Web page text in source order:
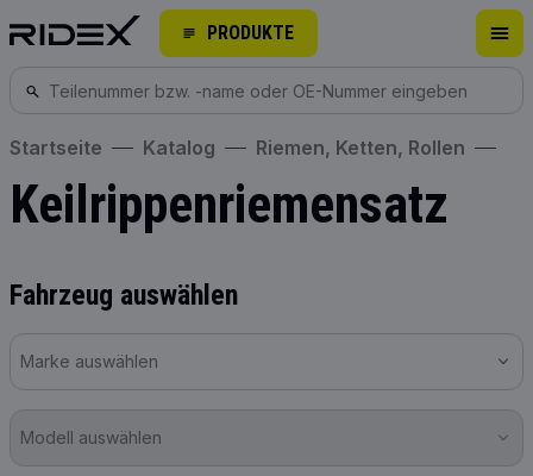
PRODUKTE
Startseite Katalog Riemen, Ketten, Rollen
Keilrippenriemensatz
Fahrzeug auswählen
Marke auswählen
Modell auswählen